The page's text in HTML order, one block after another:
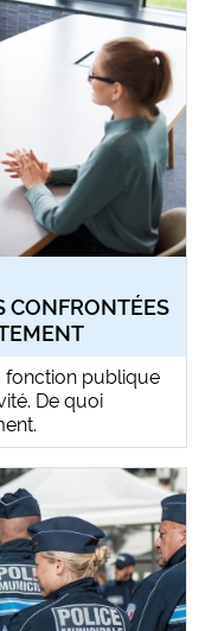
CONFRONTÉES
fonction publique
De quoi